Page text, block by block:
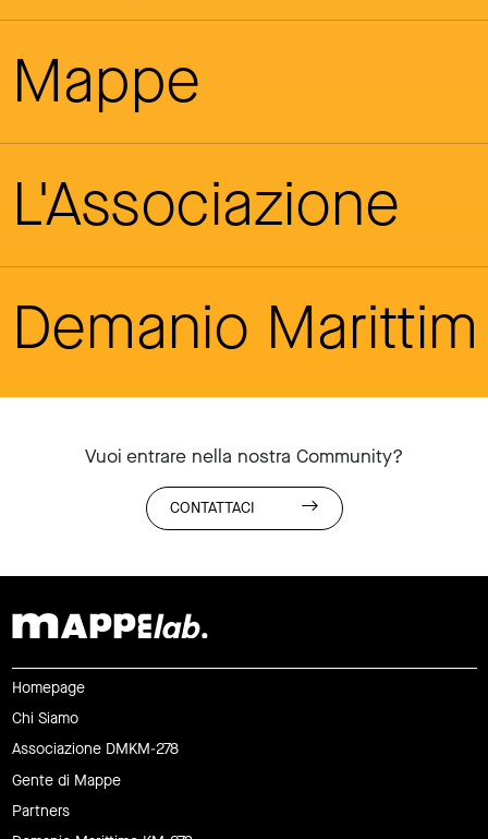
Mappe
L'Associazione
Demanio
Vuoi entrare nella nostra Community?
CONTATTACI
Homepage
Chi Siamo
Associazione DMKM-278
Gente di Mappe
Partners